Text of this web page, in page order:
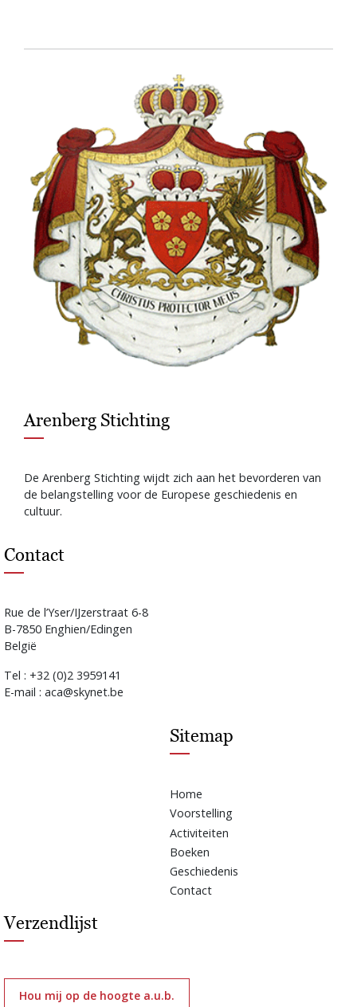
Arenberg Stichting
De Arenberg Stichting wijdt zich aan het bevorderen van
de belangstelling voor de Europese geschiedenis en
cultuur.
Contact
Rue de l’Yser/IJzerstraat 6-8
B-7850 Enghien/Edingen
België
Tel : +32 (0)2 3959141
E-mail : aca@skynet.be
Sitemap
Home
Voorstelling
Activiteiten
Boeken
Geschiedenis
Contact
Verzendlijst
Hou mij op de hoogte a.u.b.